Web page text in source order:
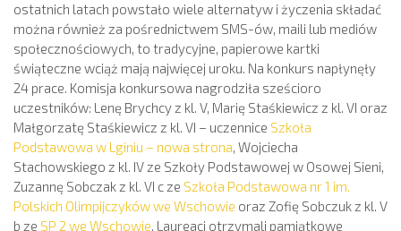
ostatnich latach powstało wiele alternatyw i życzenia składać
można również za pośrednictwem SMS-ów, maili lub mediów
społecznościowych, to tradycyjne, papierowe kartki
świąteczne wciąż mają najwięcej uroku. Na konkurs napłynęły
24 prace. Komisja konkursowa nagrodziła sześcioro
uczestników: Lenę Brychcy z kl. V, Marię Staśkiewicz z kl. VI oraz
Małgorzatę Staśkiewicz z kl. VI – uczennice Szkoła
Podstawowa w Lginiu – nowa strona , Wojciecha
Stachowskiego z kl. IV ze Szkoły Podstawowej w Osowej Sieni,
Zuzannę Sobczak z kl. VI c ze Szkoła Podstawowa nr 1 im.
Polskich Olimpijczyków we Wschowie oraz Zofię Sobczuk z kl. V
b ze SP 2 we Wschowie . Laureaci otrzymali pamiątkowe